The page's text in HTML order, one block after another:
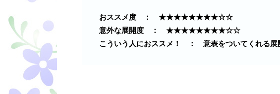
おススメ度 ： ★★★★★★★★☆☆
意外な展開度 ： ★★★★★★★★☆☆
こういう人におススメ！ ： 意表をついてくれる展